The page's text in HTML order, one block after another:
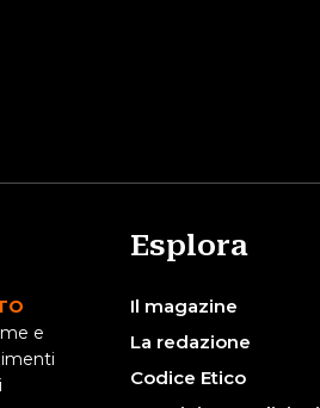
e
Esplora
Il magazine
La redazione
Codice Etico